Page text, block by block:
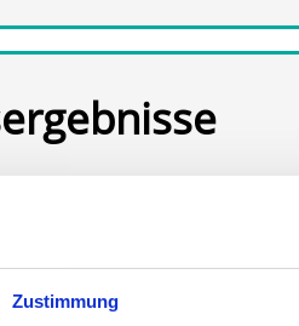
Zustimmung